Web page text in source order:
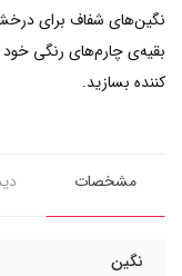
نگین‌های شفاف برای
بقیه‌ی چارم‌های رنگی
کننده بسازید.
مشخصات
نگین